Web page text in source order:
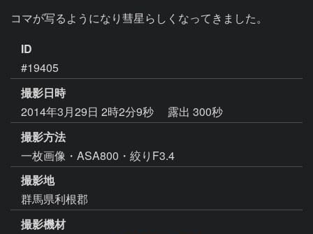
コマが写るようになり彗星らしくなってきました。
ID
#19405
撮影日時
2014年3月29日 2時2分9秒
露出 300秒
撮影方法
一枚画像・ASA800・絞りF3.4
撮影地
群馬県利根郡
撮影機材